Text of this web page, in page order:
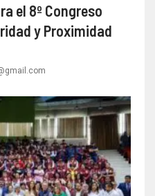
el 8º Congreso
y Proximidad